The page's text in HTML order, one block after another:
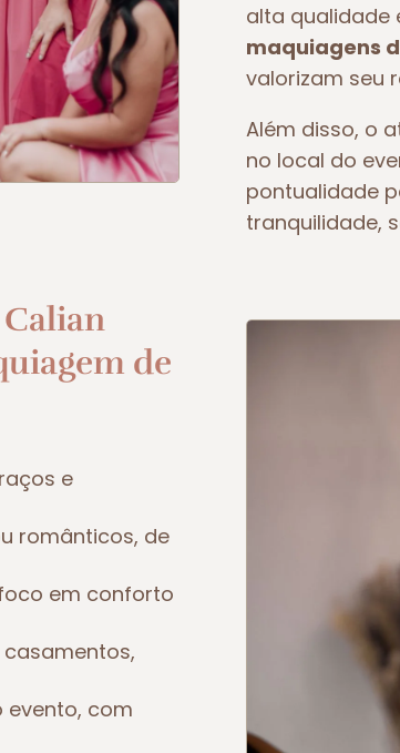
alta qualidade
maquiagens
valorizam seu
Além disso, o
no local do
pontualidade
tranquilidade,
de
e
românticos, de
em conforto
evento, com